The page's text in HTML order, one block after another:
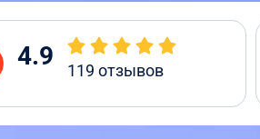
4.9 119 отзывов